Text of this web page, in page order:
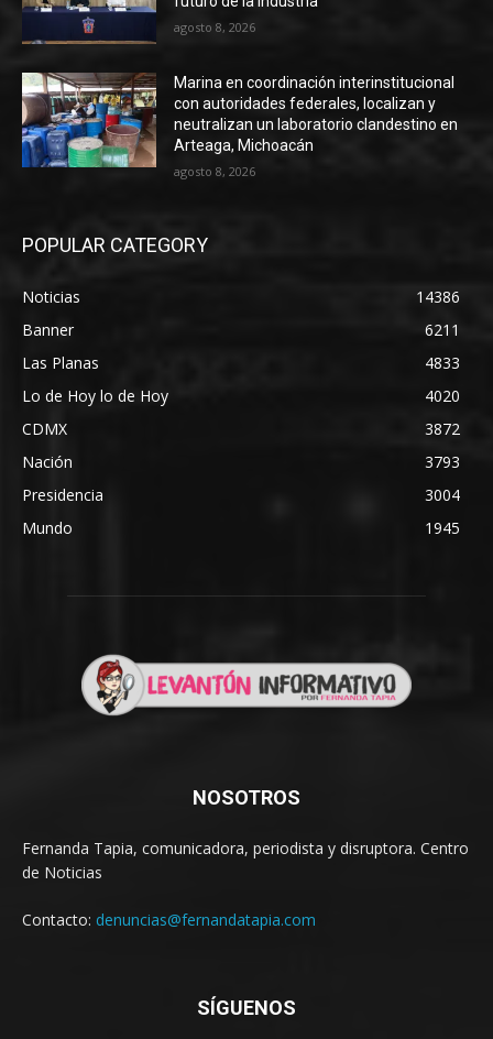
agosto 8, 2026
Marina en coordinación interinstitucional
con autoridades federales, localizan y
neutralizan un laboratorio clandestino en
Arteaga, Michoacán
agosto 8, 2026
POPULAR CATEGORY
Noticias
14386
Banner
6211
Las Planas
4833
Lo de Hoy lo de Hoy
4020
CDMX
3872
Nación
3793
Presidencia
3004
Mundo
1945
NOSOTROS
Fernanda Tapia, comunicadora, periodista y disruptora. Centro
de Noticias
Contacto: denuncias@fernandatapia.com
SÍGUENOS